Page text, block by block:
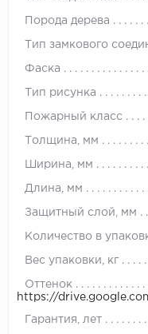
Порода дерева
Тип замкового
Фаска
Тип рисунка
Пожарный класс
Толщина, мм
Ширина, мм
Длина, мм
Защитный слой, мм
Количество в
Вес упаковки, кг
Оттенок
https://
Гарантия, лет